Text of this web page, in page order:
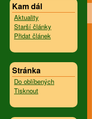
Kam dál
Aktuality
Starší články
Přidat článek
Stránka
Do oblíbených
Tisknout